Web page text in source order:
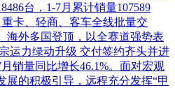
台，1-7月累计销量107589
卡、轻商、客车全线批量交
海外多国登顶，以全赛道强势表
运力绿动升级 交付签约齐头并进
销量同比增长46.1%。面对宏观
展的积极引导，远程充分发挥“甲